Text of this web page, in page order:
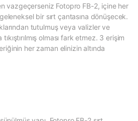
vazgeçerseniz Fotopro FB-2, içine her
bir sırt çantasına dönüşecek.
tutulmuş veya valizler ve
olması fark etmez. 3 erişim
her zaman elinizin altında